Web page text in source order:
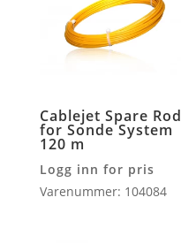
Cablejet Spare Rod
for Sonde System
120 m
Logg inn for pris
Varenummer: 104084